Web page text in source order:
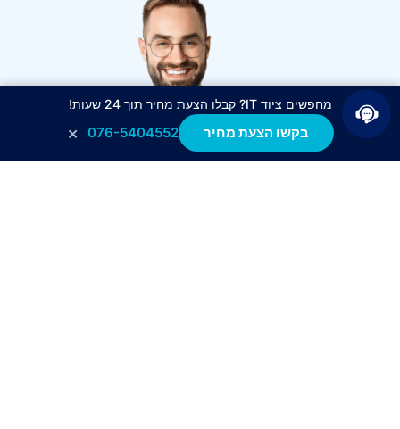
מחפשים ציוד IT? קבלו הצעת מחיר תוך 24 שעות!
בקשו הצעת מחיר 076-5404552
×